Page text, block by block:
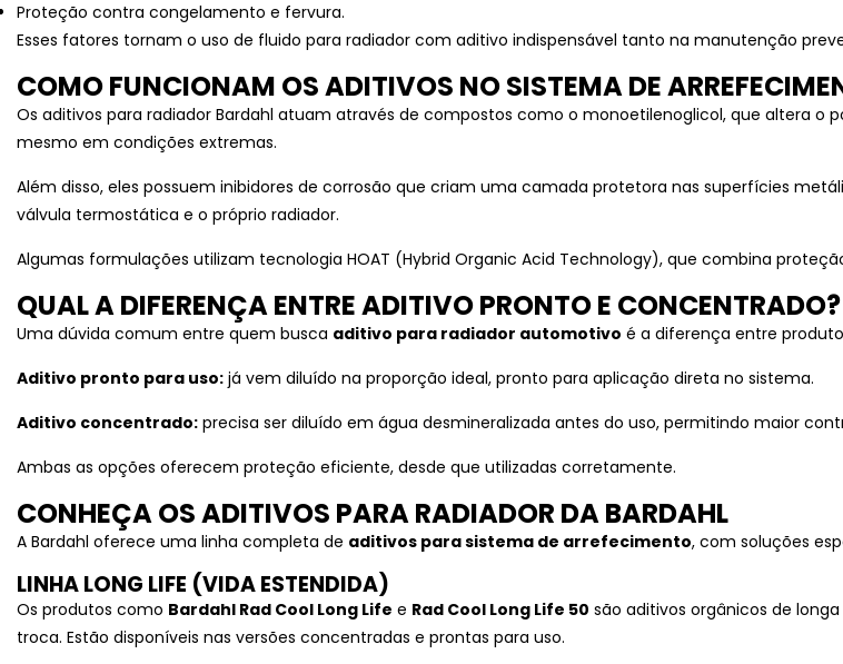
FLUIDO DE CORTE
SOLÚVEL
GERAL
GRAXAS
LUBRIFICANTES USO
GERAL
ÓLEO DE CORTE
ÓLEO DE CORTE SOLÚVEL
PRODUTOS DE LIMPEZA
PROTETIVOS
Proteção contra congelamento e fervura.
Esses fatores tornam o uso de fluido para radiador com aditivo indispensável tanto na manutenção
COMO FUNCIONAM OS ADITIVOS NO SISTEMA DE
Os aditivos para radiador Bardahl atuam através de compostos como o monoetilenoglicol, que altera
mesmo em condições extremas.
Além disso, eles possuem inibidores de corrosão que criam uma camada protetora nas superfícies
válvula termostática e o próprio radiador.
Algumas formulações utilizam tecnologia HOAT (Hybrid Organic Acid Technology), que combina
QUAL A DIFERENÇA ENTRE ADITIVO PRONTO E CONCENTRADO?
Uma dúvida comum entre quem busca aditivo para radiador automotivo é a diferença entre
Aditivo pronto para uso: já vem diluído na proporção ideal, pronto para aplicação direta no sistema.
Aditivo concentrado: precisa ser diluído em água desmineralizada antes do uso, permitindo maior
Ambas as opções oferecem proteção eficiente, desde que utilizadas corretamente.
CONHEÇA OS ADITIVOS PARA RADIADOR DA BARDAHL
A Bardahl oferece uma linha completa de aditivos para sistema de arrefecimento, com soluções
LINHA LONG LIFE (VIDA ESTENDIDA)
Os produtos como Bardahl Rad Cool Long Life e Rad Cool Long Life 50 são aditivos orgânicos de
troca. Estão disponíveis nas versões concentradas e prontas para uso.